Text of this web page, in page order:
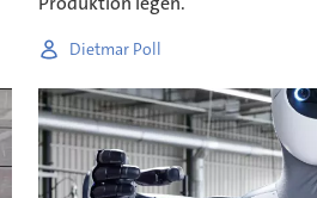
Dietmar Poll